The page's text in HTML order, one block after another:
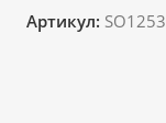
Артикул: SO1253